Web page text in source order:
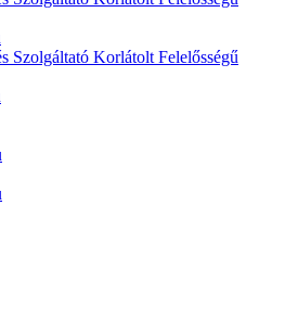
Szolgáltató Korlátolt Felelősségű